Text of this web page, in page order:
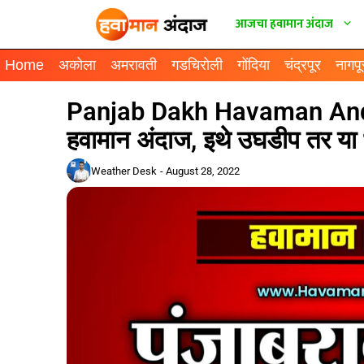
आजचा हवामान अंदाज
Home अकोला अमरावती गडचिरोली गोंदिया चंद्रपूर
Panjab Dakh Havaman
हवामान अंदाज, इथे उघडीप तर
Weather Desk - August 28, 2022